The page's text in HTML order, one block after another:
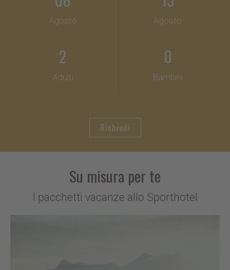
Agosto Agosto
2
Adulti
0
Bambini
Richiedi
Su misura per te
I pacchetti vacanze allo Sporthotel